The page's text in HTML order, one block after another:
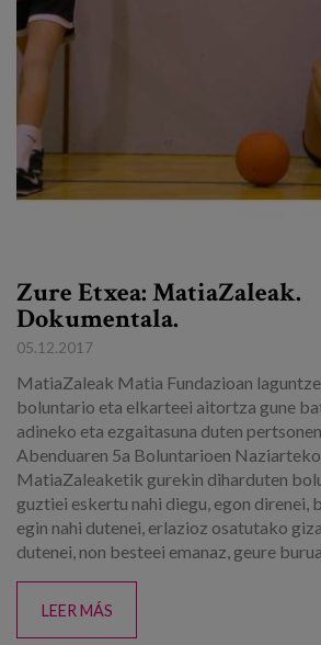
Egizu lan gurekin
Salaketa-kanala
eu
Zure Etxea: MatiaZaleak.
Dokumentala.
05.12.2017
MatiaZaleak Matia Fundazioan
boluntario eta elkarteei aitortza gune
adineko eta ezgaitasuna duten
Abenduaren 5a Boluntarioen Naziarteko
MatiaZaleaketik gurekin diharduten
guztiei eskertu nahi diegu, egon direnei,
egin nahi dutenei, erlazioz osatutako
dutenei, non besteei emanaz, geure
LEER MÁS